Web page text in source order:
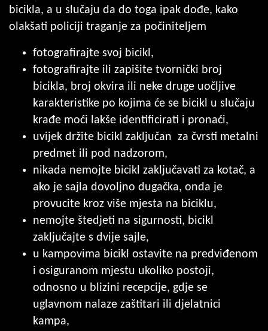
bicikla, a u slučaju da do toga ipak dođe, kako
olakšati policiji traganje za počiniteljem
fotografirajte svoj bicikl,
fotografirajte ili zapišite tvornički broj
bicikla, broj okvira ili neke druge uočljive
karakteristike po kojima će se bicikl u slučaju
krađe moći lakše identificirati i pronaći,
uvijek držite bicikl zaključan za čvrsti metalni
predmet ili pod nadzorom,
nikada nemojte bicikl zaključavati za kotač, a
ako je sajla dovoljno dugačka, onda je
provucite kroz više mjesta na biciklu,
nemojte štedjeti na sigurnosti, bicikl
zaključajte s dvije sajle,
u kampovima bicikl ostavite na predviđenom
i osiguranom mjestu ukoliko postoji,
odnosno u blizini recepcije, gdje se
uglavnom nalaze zaštitari ili djelatnici
kampa,